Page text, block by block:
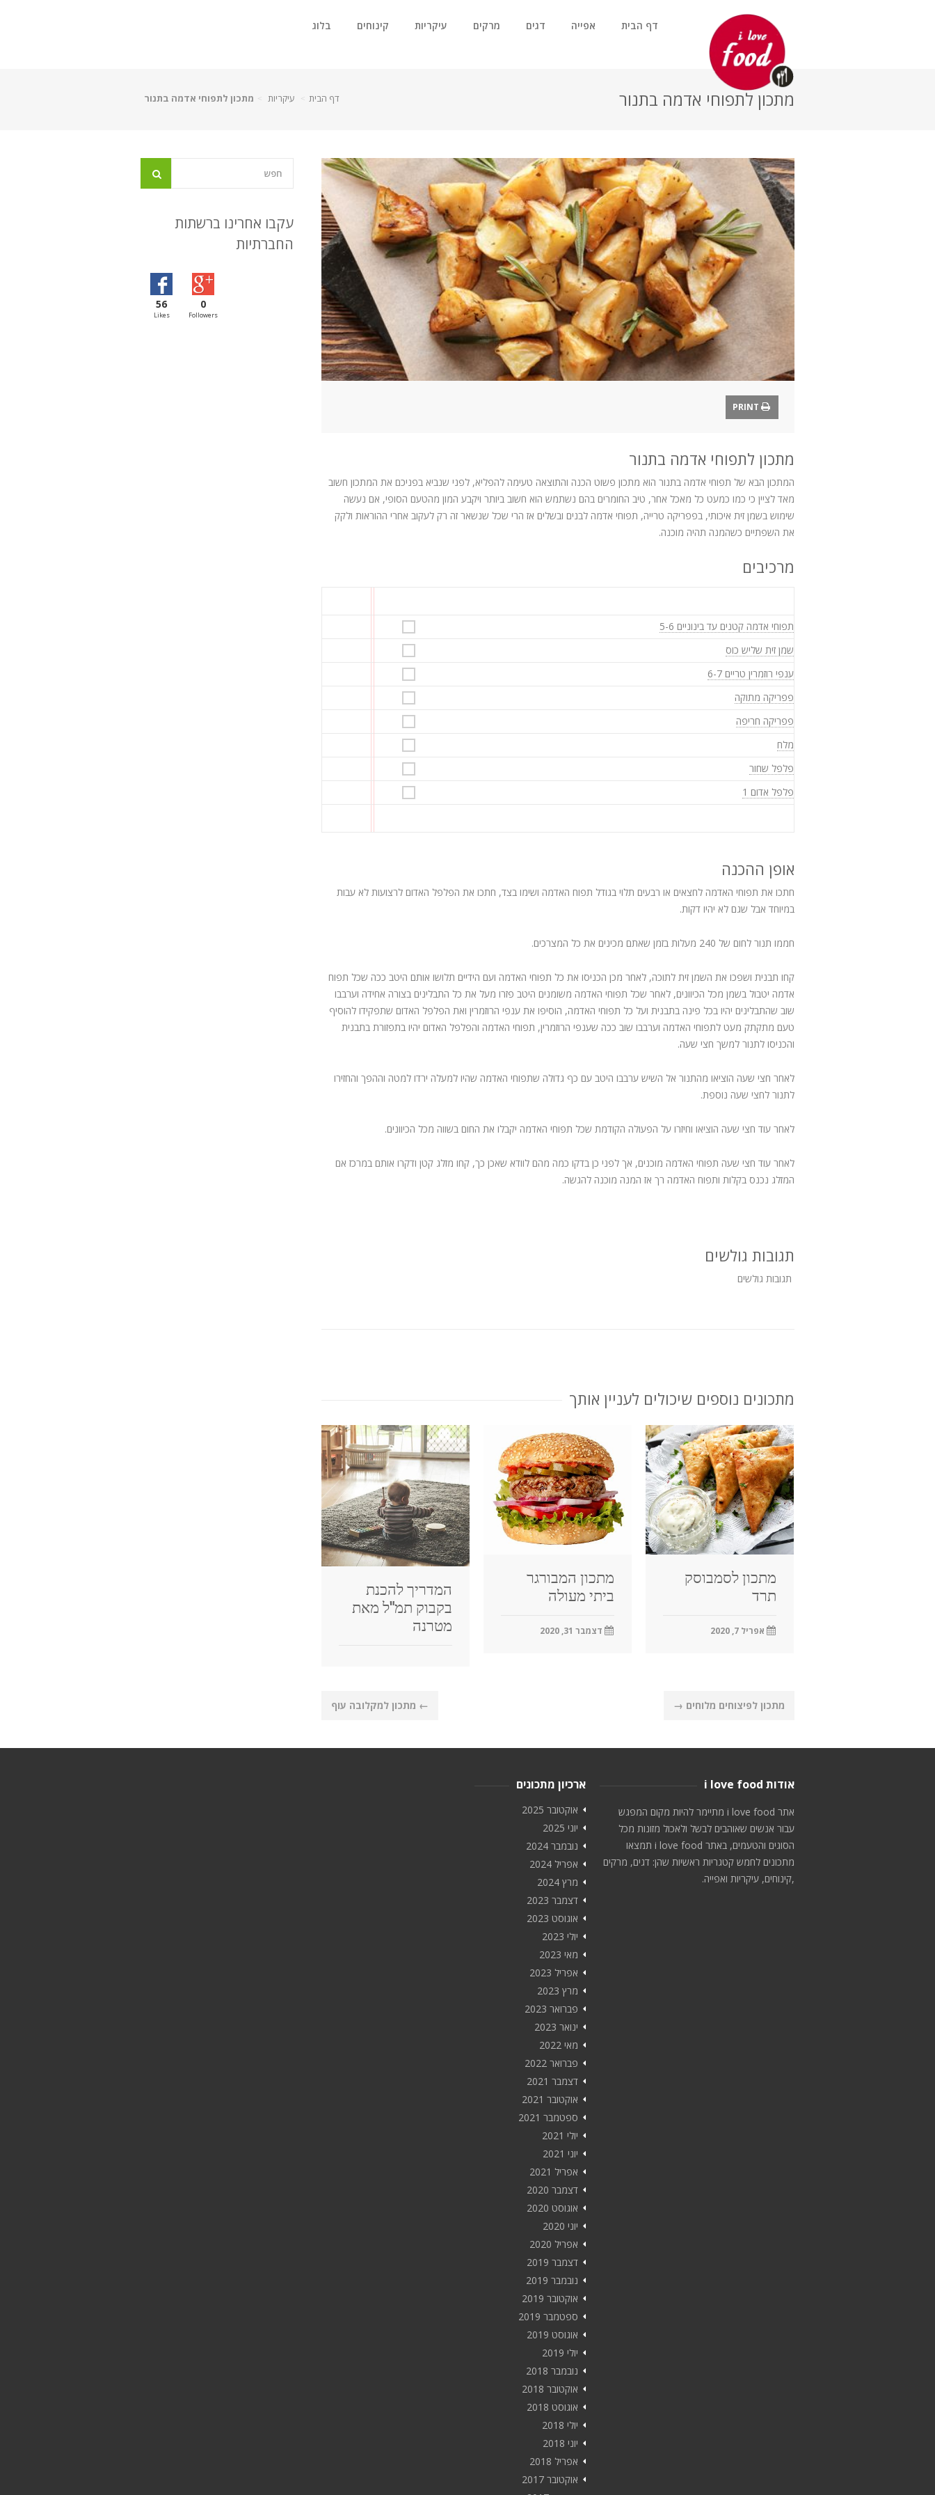
דף הבית אפייה דגים מרקים עיקריות קינוחים בלוג
דף הבית עיקריות מתכון לתפוחי אדמה בתנור מתכון לתפוחי אדמה בתנור
מתכון לתפוחי אדמה בתנור
המתכון הבא של תפוחי אדמה בתנור הוא מתכון פשוט הכנה והתוצאה טעימה להפליא, לפני שנביא בפניכם את המתכון חשוב
מאד לציין כי כמו כמעט כל מאכל אחר, טיב החומרים בהם נשתמש הוא חשוב ביותר ויקבע המון מהטעם הסופי, אם נעשה
שימוש בשמן זית איכותי, בפפריקה טרייה, תפוחי אדמה לבנים ובשלים אז הרי שכל שנשאר זה רק לעקוב אחרי ההוראות ולקק
את השפתיים כשהמנה תהיה מוכנה.
מרכיבים
תפוחי אדמה קטנים עד בינוניים 5-6
שמן זית שליש כוס
ענפי רוזמרין טריים 6-7
פפריקה מתוקה
פפריקה חריפה
מלח
פלפל שחור
פלפל אדום 1
אופן ההכנה
חתכו את תפוחי האדמה לחצאים או רבעים תלוי בגודל תפוח האדמה ושימו בצד, חתכו את הפלפל האדום לרצועות לא עבות
במיוחד אבל שגם לא יהיו דקות.
חממו תנור לחום של 240 מעלות בזמן שאתם מכינים את כל המצרכים.
קחו תבנית ושפכו את השמן זית לתוכה, לאחר מכן הכניסו את כל תפוחי האדמה ועם הידיים תלושו אותם היטב ככה שכל תפוח
אדמה יטבול בשמן מכל הכיוונים, לאחר שכל תפוחי האדמה משומנים היטב פזרו מעל את כל התבלינים בצורה אחידה וערבבו
שוב שהתבלינים יהיו בכל פינה בתבנית ועל כל תפוחי האדמה, הוסיפו את ענפי הרוזמרין ואת הפלפל האדום שתפקידו להוסיף
טעם מתקתק מעט לתפוחי האדמה וערבבו שוב ככה שענפי הרוזמרין, תפוחי האדמה והפלפל האדום יהיו בתפזורת בתבנית
והכניסו לתנור למשך חצי שעה.
לאחר חצי שעה הוציאו מהתנור אל השיש ערבבו היטב עם כף גדולה שתפוחי האדמה שהיו למעלה ירדו למטה וההפך והחזירו
לתנור לחצי שעה נוספת.
לאחר עוד חצי שעה הוציאו וחיזרו על הפעולה הקודמת שכל תפוחי האדמה יקבלו את החום בשווה מכל הכיוונים.
לאחר עוד חצי שעה תפוחי האדמה מוכנים, אך לפני כן בדקו כמה מהם לוודא שאכן כך, קחו מזלג קטן ודקרו אותם במרכז אם
המזלג נכנס בקלות ותפוח האדמה רך אז המנה מוכנה להגשה.
תגובות גולשים
תגובות גולשים
מתכונים נוספים שיכולים לעניין אותך
המדריך להכנת
בקבוק תמ"ל מאת
מטרנה
מתכון המבורגר
ביתי מעולה
דצמבר 31, 2020
מתכון לסמבוסק
תרד
אפריל 7, 2020
Post
← מתכון למקלובה עוף מתכון לפיצוחים מלוחים →
עקבו אחרינו ברשתות
החברתיות
56
Likes
0
Followers
אודות i love food
אתר i love food מתיימר להיות מקום המפגש
עבור אנשים שאוהבים לבשל ולאכול מזונות מכל
הסוגים והטעמים, באתר i love food תמצאו
מתכונים לחמש קטגריות ראשיות שהן: דגים, מרקים
,קינוחים, עיקריות ואפייה.
ארכיון מתכונים
אוקטובר 2025
יוני 2025
נובמבר 2024
אפריל 2024
מרץ 2024
דצמבר 2023
אוגוסט 2023
יולי 2023
מאי 2023
אפריל 2023
מרץ 2023
פברואר 2023
ינואר 2023
מאי 2022
פברואר 2022
דצמבר 2021
אוקטובר 2021
ספטמבר 2021
יולי 2021
יוני 2021
אפריל 2021
דצמבר 2020
אוגוסט 2020
יוני 2020
אפריל 2020
דצמבר 2019
נובמבר 2019
אוקטובר 2019
ספטמבר 2019
אוגוסט 2019
יולי 2019
נובמבר 2018
אוקטובר 2018
אוגוסט 2018
יולי 2018
יוני 2018
אפריל 2018
אוקטובר 2017